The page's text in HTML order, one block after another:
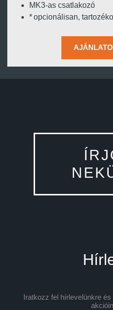
MK3-as csatlakozó
* opcionálisan,
Iratkozz fel hírlevelünkre